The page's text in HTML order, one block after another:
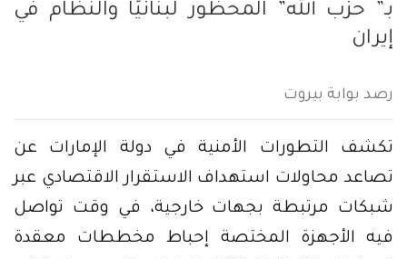
بـ” حزب الله” المحظور لبنانيًا والنظام في
إيران
رصد بوابة بيروت
تكشف التطورات الأمنية في دولة الإمارات عن
تصاعد محاولات استهداف الاستقرار الاقتصادي عبر
شبكات مرتبطة بجهات خارجية، في وقت تواصل
فيه الأجهزة المختصة إحباط مخططات معقدة